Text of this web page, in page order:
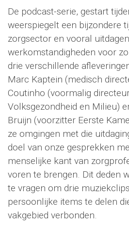
De podcast-serie, gestart
weerspiegelt een bijzondere
zorgsector en vooral
werkomstandigheden voor
drie verschillende
Marc Kaptein (medisch
Coutinho (voormalig
Volksgezondheid en Milieu)
Bruijn (voorzitter Eerste
ze omgingen met die
doel van onze gesprekken
menselijke kant van
voren te brengen. Dit deden
te vragen om drie
persoonlijke items te delen
vakgebied verbonden.